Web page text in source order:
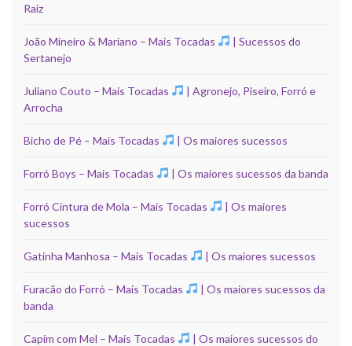
Raiz
João Mineiro & Mariano – Mais Tocadas
| Sucessos do
Sertanejo
Juliano Couto – Mais Tocadas
| Agronejo, Piseiro, Forró e
Arrocha
Bicho de Pé – Mais Tocadas | Os maiores sucessos
Forró Boys – Mais Tocadas | Os maiores sucessos da banda
Forró Cintura de Mola – Mais Tocadas
| Os maiores
sucessos
Gatinha Manhosa – Mais Tocadas | Os maiores sucessos
Furacão do Forró – Mais Tocadas
| Os maiores sucessos da
banda
Capim com Mel – Mais Tocadas
| Os maiores sucessos do